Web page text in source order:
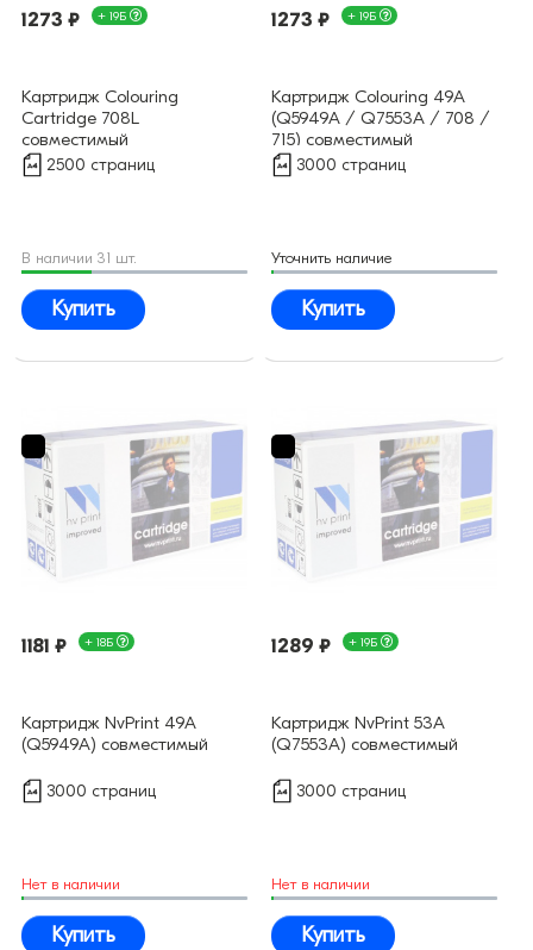
1273 ₽ + 19Б
Картридж Colouring
Cartridge 708L
совместимый
2500 страниц
В наличии 31 шт.
Купить
1273 ₽ + 19Б
Картридж Colouring 49A
(Q5949A / Q7553A / 708 /
715) совместимый
3000 страниц
Уточнить наличие
Купить
1181 ₽ + 18Б
Картридж NvPrint 49A
(Q5949A) совместимый
3000 страниц
Нет в наличии
Купить
1289 ₽ + 19Б
Картридж NvPrint 53A
(Q7553A) совместимый
3000 страниц
Нет в наличии
Купить